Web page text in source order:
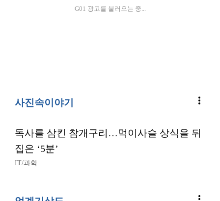
G01 광고를 불러오는 중...
사진속이야기 more_vert
독사를 삼킨 참개구리…먹이사슬 상식을 뒤
집은 ‘5분’
IT/과학